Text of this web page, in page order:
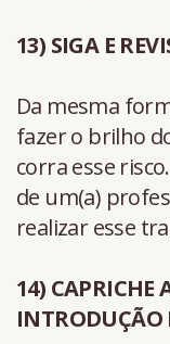
13) SIGA E
Da mesma
fazer o brilho
corra esse
de um(a)
realizar esse
14) CAPRICHE
INTRODUÇÃO